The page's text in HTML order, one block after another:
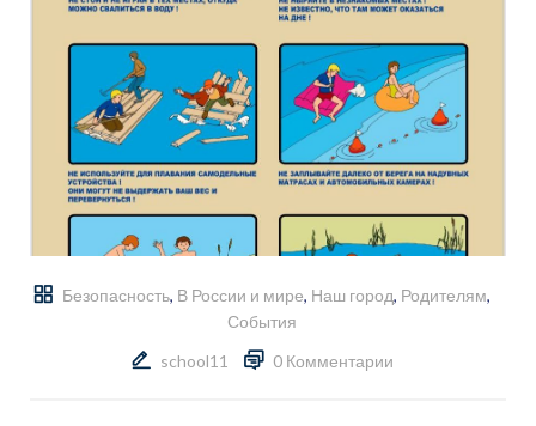
Безопасность, В России и мире, Наш город, Родителям,
События
school11
0 Комментарии